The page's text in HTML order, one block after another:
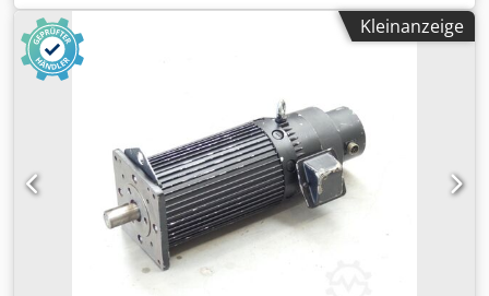
Gewährleistung, 100% funktionsfähig, Lieferumfang gem.
Fotos Csdji D T S Dopfx Apderf
Kleinanzeige